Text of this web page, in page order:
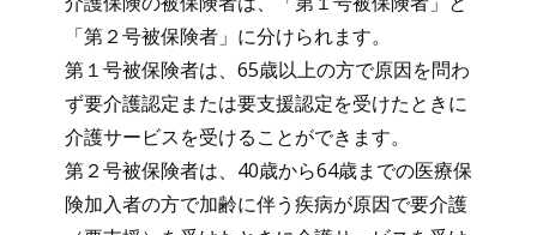
「第２号被保険者」に分けられます。
第１号被保険者は、65歳以上の方で原因を問わ
ず要介護認定または要支援認定を受けたときに
介護サービスを受けることができます。
第２号被保険者は、40歳から64歳までの医療保
険加入者の方で加齢に伴う疾病が原因で要介護